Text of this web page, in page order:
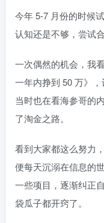
今年 5-7 月份的时候
认知还是不够，尝试
一次偶然的机会，我
一年内挣到 50 万》
当时也在看海参哥的
了淘金之路。
看到大家都这么努力
便每天沉溺在信息的
一些项目，逐渐纠正
袋瓜子都开窍了。